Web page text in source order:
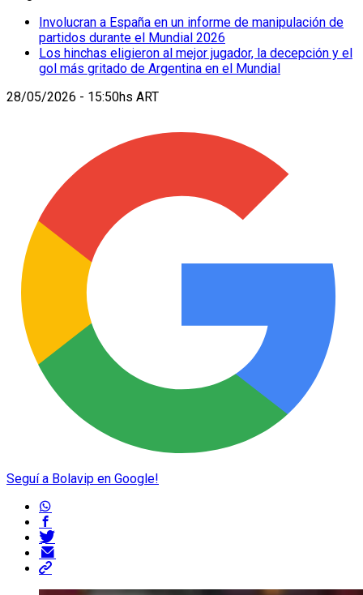
Involucran a España en un informe de manipulación de
partidos durante el Mundial 2026
Los hinchas eligieron al mejor jugador, la decepción y el
gol más gritado de Argentina en el Mundial
28/05/2026 - 15:50hs ART
Seguí a Bolavip en Google!